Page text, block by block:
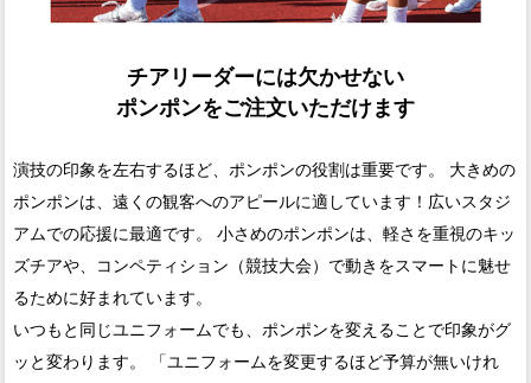
チアリーダーには欠かせない
ポンポンをご注文いただけます
演技の印象を左右するほど、ポンポンの役割は重要です。 大きめの
ポンポンは、遠くの観客へのアピールに適しています！広いスタジ
アムでの応援に最適です。 小さめのポンポンは、軽さを重視のキッ
ズチアや、コンペティション（競技大会）で動きをスマートに魅せ
るために好まれています。
いつもと同じユニフォームでも、ポンポンを変えることで印象がグ
ッと変わります。 「ユニフォームを変更するほど予算が無いけれ